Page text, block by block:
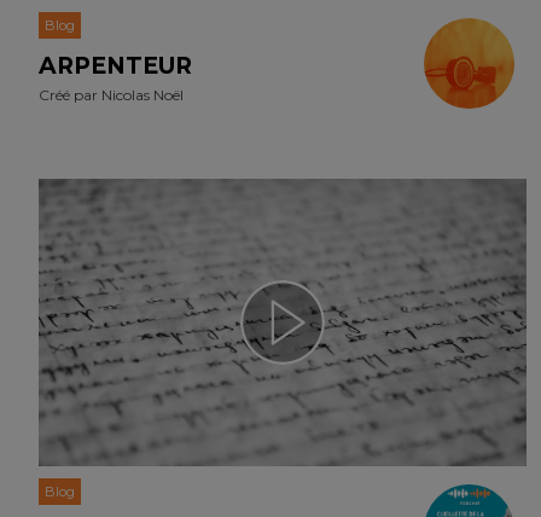
Blog
ARPENTEUR
Créé par Nicolas Noël
Blog